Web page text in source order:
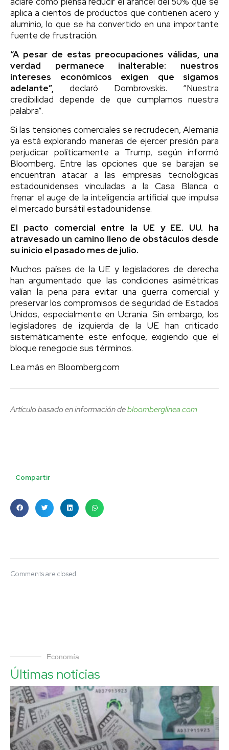
aplica a cientos de productos que contienen acero y
aluminio, lo que se ha convertido en una importante
fuente de frustración.
“A pesar de estas preocupaciones válidas, una
verdad permanece inalterable: nuestros
intereses económicos exigen que sigamos
adelante”, declaró Dombrovskis. “Nuestra
credibilidad depende de que cumplamos nuestra
palabra”.
Si las tensiones comerciales se recrudecen, Alemania
ya está explorando maneras de ejercer presión para
perjudicar políticamente a Trump, según informó
Bloomberg. Entre las opciones que se barajan se
encuentran atacar a las empresas tecnológicas
estadounidenses vinculadas a la Casa Blanca o
frenar el auge de la inteligencia artificial que impulsa
el mercado bursátil estadounidense.
El pacto comercial entre la UE y EE. UU. ha
atravesado un camino lleno de obstáculos desde
su inicio el pasado mes de julio.
Muchos países de la UE y legisladores de derecha
han argumentado que las condiciones asimétricas
valían la pena para evitar una guerra comercial y
preservar los compromisos de seguridad de Estados
Unidos, especialmente en Ucrania. Sin embargo, los
legisladores de izquierda de la UE han criticado
sistemáticamente este enfoque, exigiendo que el
bloque renegocie sus términos.
Lea más en Bloomberg.com
Artículo basado en información debloomberglinea.com
Compartir
Comments are closed.
Economía
Últimas noticias